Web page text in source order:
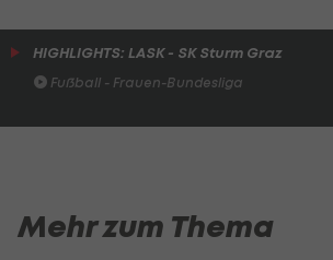
HIGHLIGHTS: LASK - SK Sturm Graz
Fußball - Frauen-Bundesliga
Mehr zum Thema